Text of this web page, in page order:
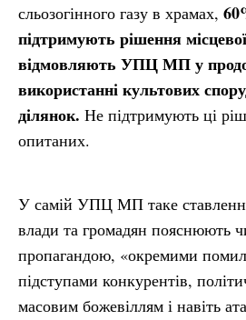
сльозогінного газу в храмах,
підтримують рішення
відмовляють УПЦ МП у
використанні культових
ділянок. Не підтримують ці
опитаних.
У самій УПЦ МП таке
влади та громадян пояснюють
пропагандою, «окремими
підступами конкурентів,
масовим божевіллям і навіть